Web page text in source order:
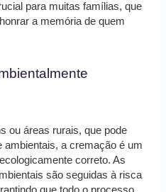
para muitas famílias, que
a memória de quem
ou áreas rurais, que pode
ambientais, a cremação é um
correto. As
são seguidas à risca
que todo o processo